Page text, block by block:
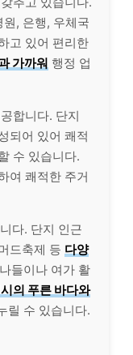
, 은행, 우체국
고 있어 편리한
가까워 행정 업
합니다. 단지
되어 있어 쾌적
수 있습니다.
여 쾌적한 주거
다. 단지 인근
드축제 등 다양
들이나 여가 활
의 푸른 바다와
릴 수 있습니다.